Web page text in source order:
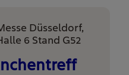
Düsseldorf,
6 Stand G52